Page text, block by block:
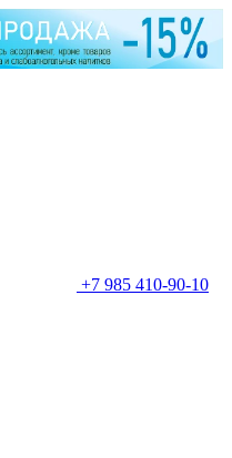
+7 985 410-90-10